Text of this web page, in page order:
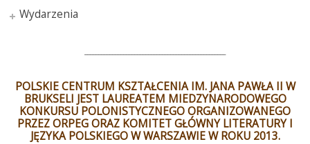
Wydarzenia
POLSKIE CENTRUM KSZTAŁCENIA IM. JANA PAWŁA II W
BRUKSELI JEST LAUREATEM MIEDZYNARODOWEGO
KONKURSU POLONISTYCZNEGO ORGANIZOWANEGO
PRZEZ ORPEG ORAZ KOMITET GŁÓWNY LITERATURY I
JĘZYKA POLSKIEGO W WARSZAWIE W ROKU 2013.